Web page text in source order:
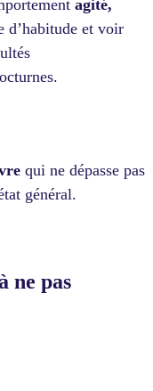
agité,
d’habitude et voir
qui ne dépasse pas
général.
ne pas